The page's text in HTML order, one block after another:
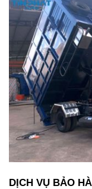
DỊCH VỤ BẢO